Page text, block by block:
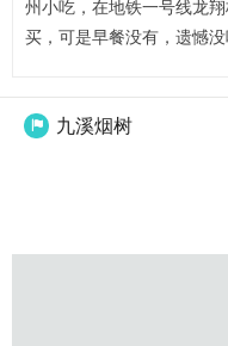
州小吃，在地铁一号线龙
买，可是早餐没有，遗憾没
 九溪烟树